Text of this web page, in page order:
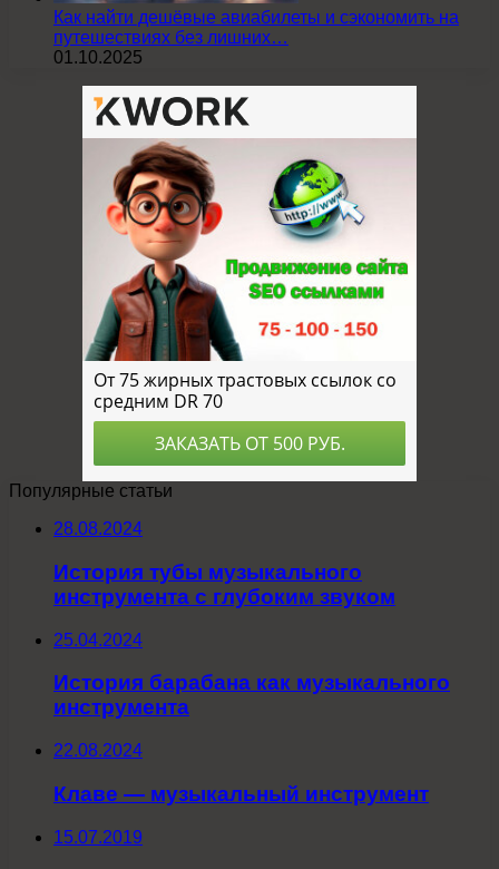
Как найти дешёвые авиабилеты и сэкономить на
путешествиях без лишних…
01.10.2025
Популярные статьи
28.08.2024
История тубы музыкального
инструмента с глубоким звуком
25.04.2024
История барабана как музыкального
инструмента
22.08.2024
Клаве — музыкальный инструмент
15.07.2019